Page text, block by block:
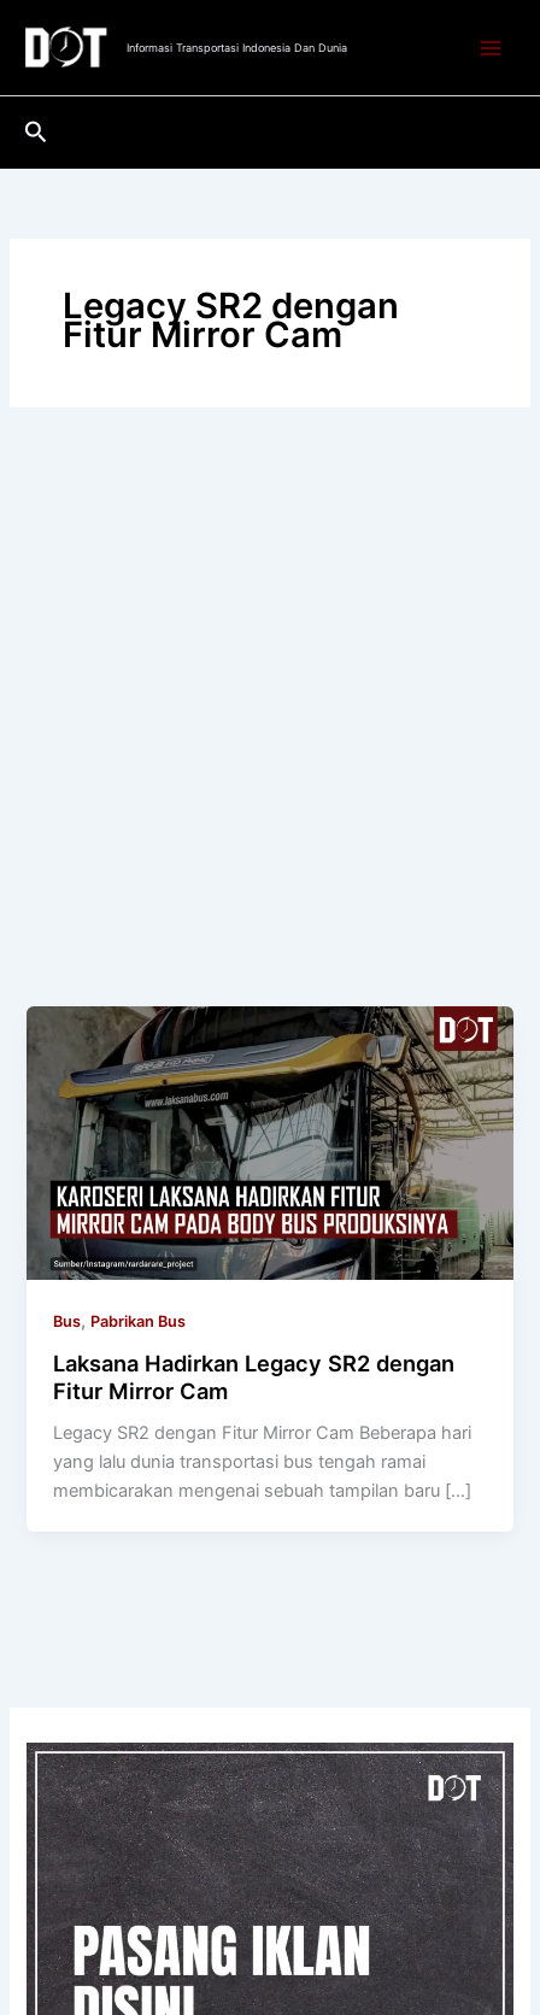
konten
Informasi Transportasi Indonesia Dan Dunia
Cari
Legacy SR2 dengan
Fitur Mirror Cam
Bus, Pabrikan Bus
Laksana Hadirkan Legacy SR2 dengan
Fitur Mirror Cam
Legacy SR2 dengan Fitur Mirror Cam Beberapa hari
yang lalu dunia transportasi bus tengah ramai
membicarakan mengenai sebuah tampilan baru […]